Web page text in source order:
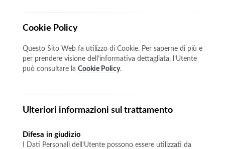
Cookie Policy
Questo Sito Web fa utilizzo di Cookie. Per saperne di più e
per prendere visione dell’informativa dettagliata, l’Utente
può consultare la Cookie Policy.
Ulteriori informazioni sul trattamento
Difesa in giudizio
I Dati Personali dell’Utente possono essere utilizzati da